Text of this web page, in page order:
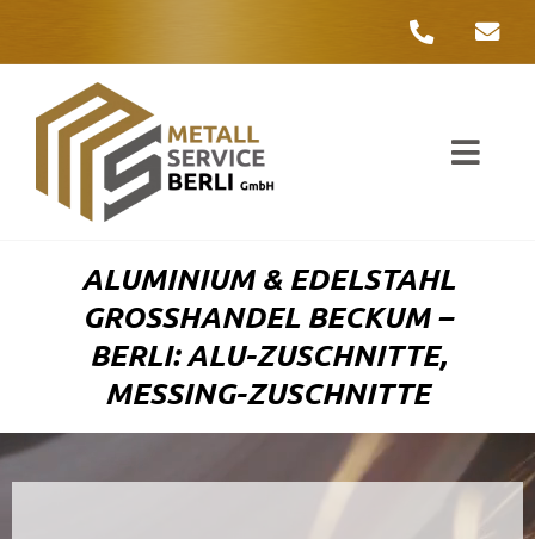
ALUMINIUM & EDELSTAHL
GROSSHANDEL BECKUM – B
ERLI: ALU-ZUSCHNITTE, M
ESSING-ZUSCHNITTE